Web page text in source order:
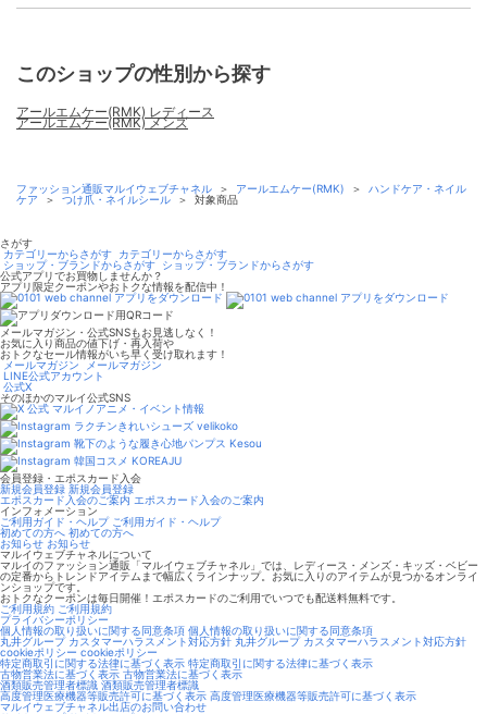
このショップの性別から探す
アールエムケー(RMK) レディース
アールエムケー(RMK) メンズ
ファッション通販マルイウェブチャネル ＞ アールエムケー(RMK) ＞
ハンドケア・ネイル
ケア
＞ つけ爪・ネイルシール ＞ 対象商品
さがす
カテゴリーからさがす カテゴリーからさがす
ショップ・ブランドからさがす ショップ・ブランドからさがす
公式アプリでお買物しませんか？
アプリ限定クーポンやおトクな情報を配信中！
メールマガジン・公式SNSもお見逃しなく！
お気に入り商品の値下げ・再入荷や
おトクなセール情報がいち早く受け取れます！
メールマガジン
メールマガジン
LINE公式アカウント
公式X
そのほかのマルイ公式SNS
マルイノアニメ・イベント情報
ラクチンきれいシューズ velikoko
靴下のような履き心地パンプス Kesou
韓国コスメ KOREAJU
会員登録・エポスカード入会
新規会員登録 新規会員登録
エポスカード入会のご案内 エポスカード入会のご案内
インフォメーション
ご利用ガイド・ヘルプ ご利用ガイド・ヘルプ
初めての方へ 初めての方へ
お知らせ お知らせ
マルイウェブチャネルについて
マルイのファッション通販「マルイウェブチャネル」では、レディース・メンズ・キッズ・ベビー
の定番からトレンドアイテムまで幅広くラインナップ。お気に入りのアイテムが見つかるオンライ
ンショップです。
おトクなクーポンは毎日開催！エポスカードのご利用でいつでも配送料無料です。
ご利用規約 ご利用規約
プライバシーポリシー
個人情報の取り扱いに関する同意条項 個人情報の取り扱いに関する同意条項
丸井グループ カスタマーハラスメント対応方針 丸井グループ カスタマーハラスメント対応方針
cookieポリシー cookieポリシー
特定商取引に関する法律に基づく表示 特定商取引に関する法律に基づく表示
古物営業法に基づく表示 古物営業法に基づく表示
酒類販売管理者標識 酒類販売管理者標識
高度管理医療機器等販売許可に基づく表示 高度管理医療機器等販売許可に基づく表示
マルイウェブチャネル出店のお問い合わせ